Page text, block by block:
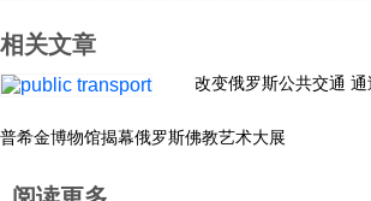
相关文章
改变俄罗斯公共交通
普希金博物馆揭幕俄罗斯佛教艺术大展